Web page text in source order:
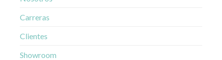
Carreras
Clientes
Showroom